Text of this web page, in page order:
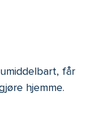
får
hjemme.